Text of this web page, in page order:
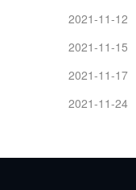
2021-11-12
2021-11-15
2021-11-17
2021-11-24